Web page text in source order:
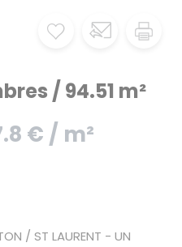
/ 94.51 m²
€ / m²
/ ST LAURENT - UN